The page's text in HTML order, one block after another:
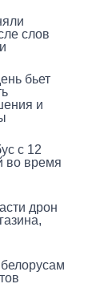
слов
бьет
и
с 12
во время
дрон